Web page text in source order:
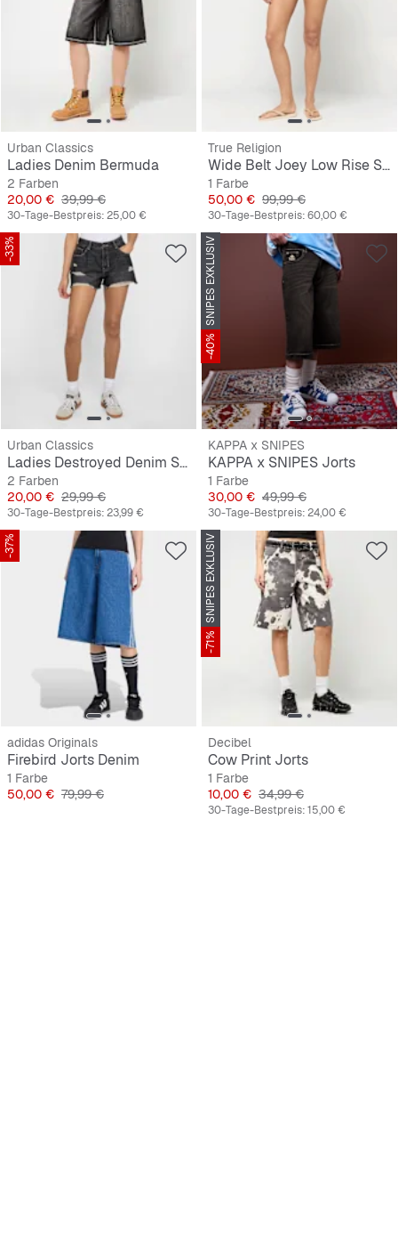
Urban Classics
Ladies Denim Bermuda
2 Farben
Preis
20,00 € Originalpreis
39,99 €
30-Tage-Bestpreis:25,00 €
True Religion
Wide Belt Joey Low Rise Short Flap
1 Farbe
Preis
50,00 € Originalpreis
99,99 €
30-Tage-Bestpreis:60,00 €
-33%
Urban Classics
Ladies Destroyed Denim Shorts
2 Farben
Preis
20,00 € Originalpreis
29,99 €
30-Tage-Bestpreis:23,99 €
SNIPES EXKLUSIV
-40%
KAPPA x SNIPES
KAPPA x SNIPES Jorts
1 Farbe
Preis
30,00 € Originalpreis
49,99 €
30-Tage-Bestpreis:24,00 €
-37%
adidas Originals
Firebird Jorts Denim
1 Farbe
Preis
50,00 € Originalpreis
79,99 €
SNIPES EXKLUSIV
-71%
Decibel
Cow Print Jorts
1 Farbe
Preis
10,00 € Originalpreis
34,99 €
30-Tage-Bestpreis:15,00 €